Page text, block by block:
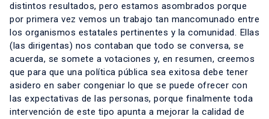
distintos resultados, pero estamos asombrados porque
por primera vez vemos un trabajo tan mancomunado entre
los organismos estatales pertinentes y la comunidad. Ellas
(las dirigentas) nos contaban que todo se conversa, se
acuerda, se somete a votaciones y, en resumen, creemos
que para que una política pública sea exitosa debe tener
asidero en saber congeniar lo que se puede ofrecer con
las expectativas de las personas, porque finalmente toda
intervención de este tipo apunta a mejorar la calidad de